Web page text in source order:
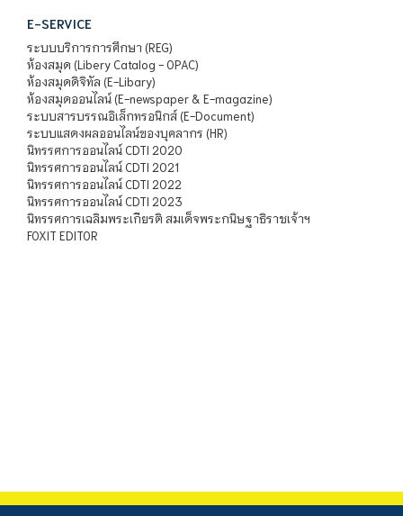
E-SERVICE
ระบบบริการการศึกษา (REG)
ห้องสมุด (Libery Catalog - OPAC)
ห้องสมุดดิจิทัล (E-Libary)
ห้องสมุดออนไลน์ (E-newspaper & E-magazine)
ระบบสารบรรณอิเล็กทรอนิกส์ (E-Document)
ระบบแสดงผลออนไลน์ของบุคลากร (HR)
นิทรรศการออนไลน์ CDTI 2020
นิทรรศการออนไลน์ CDTI 2021
นิทรรศการออนไลน์ CDTI 2022
นิทรรศการออนไลน์ CDTI 2023
นิทรรศการเฉลิมพระเกียรติ สมเด็จพระกนิษฐาธิราชเจ้าฯ
FOXIT EDITOR